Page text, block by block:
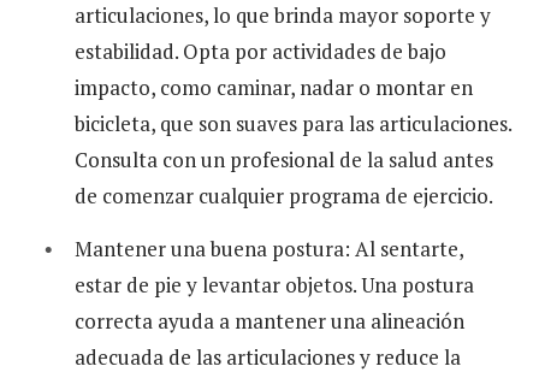
articulaciones, lo que brinda mayor soporte y
estabilidad. Opta por actividades de bajo
impacto, como caminar, nadar o montar en
bicicleta, que son suaves para las articulaciones.
Consulta con un profesional de la salud antes
de comenzar cualquier programa de ejercicio.
Mantener una buena postura: Al sentarte,
estar de pie y levantar objetos. Una postura
correcta ayuda a mantener una alineación
adecuada de las articulaciones y reduce la